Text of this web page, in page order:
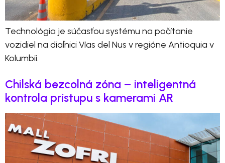
Technológia je súčasťou systému na počítanie
vozidiel na diaľnici Vías del Nus v regióne Antioquia v
Kolumbii.
Chilská bezcolná zóna – inteligentná
kontrola prístupu s kamerami AR